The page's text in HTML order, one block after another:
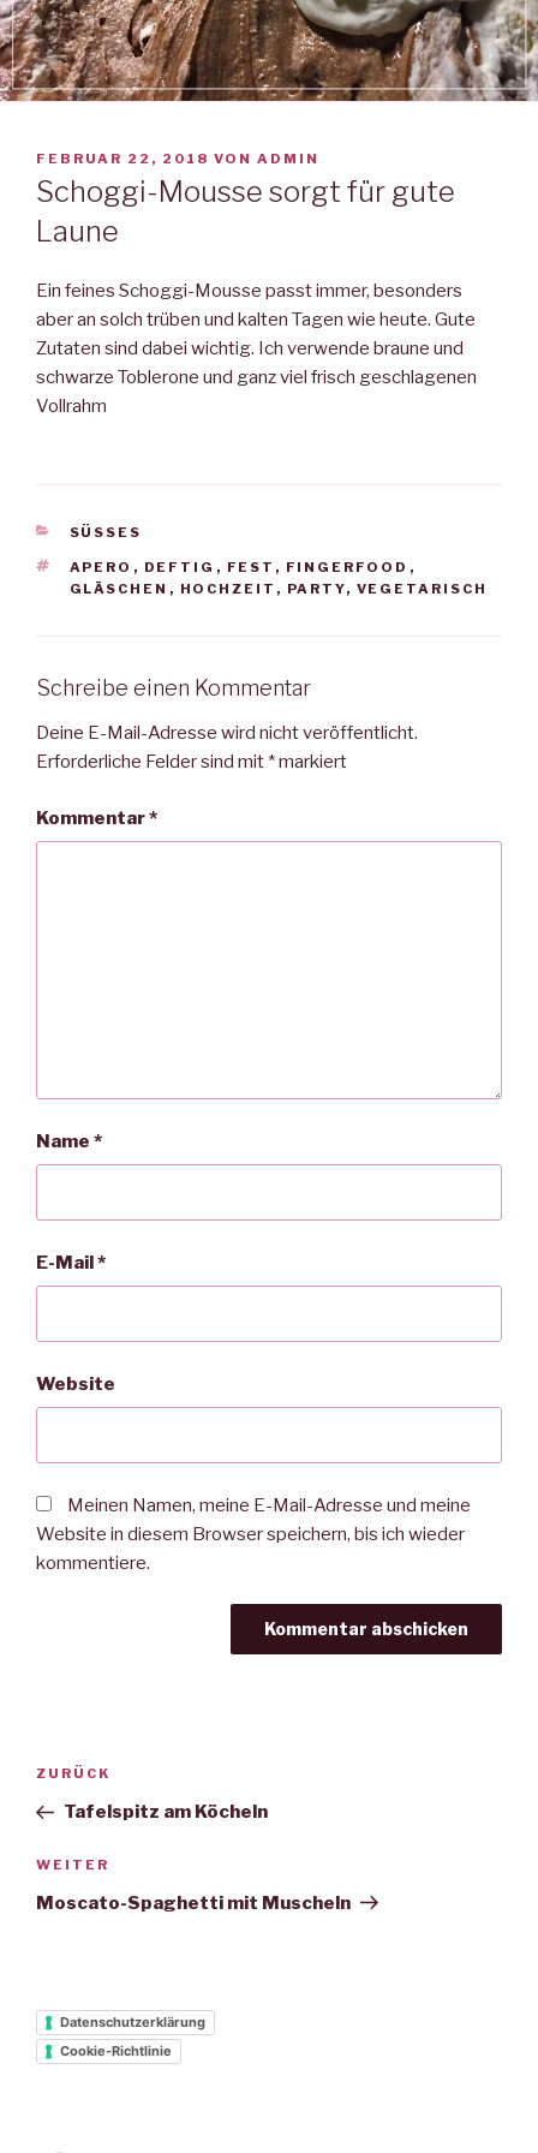
VERÖFFENTLICHT
AM
FEBRUAR 22, 2018 VON ADMIN
Schoggi-Mousse sorgt für gute
Laune
Ein feines Schoggi-Mousse passt immer, besonders
aber an solch trüben und kalten Tagen wie heute. Gute
Zutaten sind dabei wichtig. Ich verwende braune und
schwarze Toblerone und ganz viel frisch geschlagenen
Vollrahm
KATEGORIEN
SÜSSES
SCHLAGWÖRTER
APERO , DEFTIG , FEST , FINGERFOOD ,
GLÄSCHEN , HOCHZEIT , PARTY, VEGETARISCH
Schreibe einen Kommentar
Deine E-Mail-Adresse wird nicht veröffentlicht.
Erforderliche Felder sind mit *markiert
Kommentar*
Name *
E-Mail*
Website
Meinen Namen, meine E-Mail-Adresse und meine
Website in diesem Browser speichern, bis ich wieder
kommentiere.
Beitrags-
Vorheriger
Beitrag
ZURÜCK
Tafelspitz am Köcheln
Nächster
Beitrag
WEITER
Moscato-Spaghetti mit Muscheln
Datenschutzerklärung
Cookie-Richtlinie